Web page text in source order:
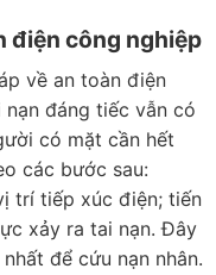
điện công nghiệp
về an toàn điện
đáng tiếc vẫn có
có mặt cần hết
các bước sau:
trí tiếp xúc điện; tiến
xảy ra tai nạn. Đây
để cứu nạn nhân.